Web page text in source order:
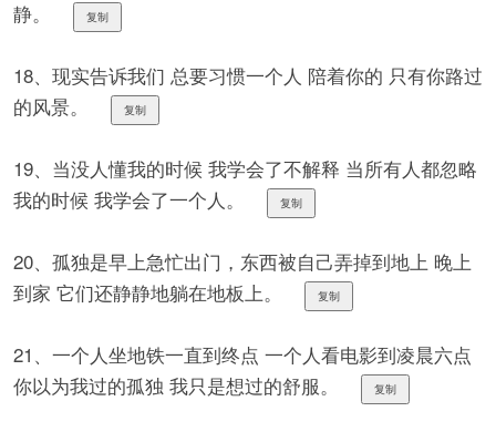
静。
复制
18、现实告诉我们 总要习惯一个人 陪着你的 只有你路过
的风景。
复制
19、当没人懂我的时候 我学会了不解释 当所有人都忽略
我的时候 我学会了一个人。
复制
20、孤独是早上急忙出门，东西被自己弄掉到地上 晚上
到家 它们还静静地躺在地板上。
复制
21、一个人坐地铁一直到终点 一个人看电影到凌晨六点
你以为我过的孤独 我只是想过的舒服。
复制